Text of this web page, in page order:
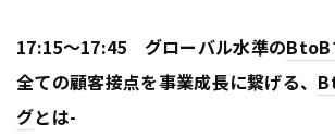
17:15～17:45 グローバル水準のBtoB
全ての顧客接点を事業成長に繋げる、
グとは-